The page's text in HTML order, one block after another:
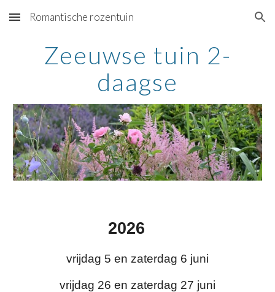
Skip to main content Skip to navigation
Romantische rozentuin
Zeeuwse tuin 2-
daagse
2026
vrijdag 5 en zaterdag 6 juni
vrijdag 26 en zaterdag 27 juni